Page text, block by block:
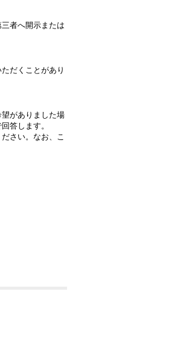
者へ開示または
だくことがあり
がありました場
答します。
さい。なお、こ